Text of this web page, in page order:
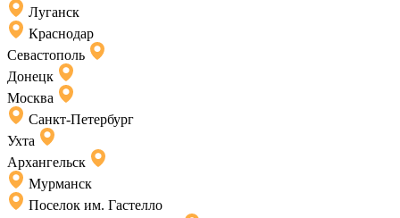
Луганск
Краснодар
Севастополь
Донецк
Москва
Санкт-Петербург
Ухта
Архангельск
Мурманск
Поселок им. Гастелло